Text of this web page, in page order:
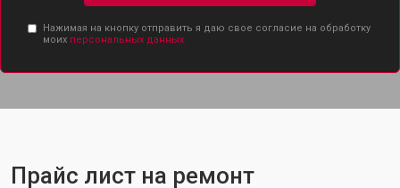
Нажимая на кнопку отправить я даю свое согласие на обработку
моих персональных данных.
Прайс лист на ремонт